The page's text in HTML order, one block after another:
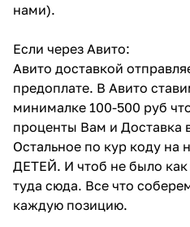
нами).
Если через Авито:
Авито доставкой
предоплате. В Авито
минималке 100-500 руб
проценты Вам и Доставка
Остальное по кур коду
ДЕТЕЙ. И чтоб не было как
туда сюда. Все что
каждую позицию.